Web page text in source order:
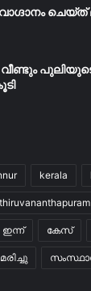
വാഗ്ദാനം
പുലിയുടെ
kerala
thiruvananthapuram
ഇന്ന് കേസ്
മരിച്ചു